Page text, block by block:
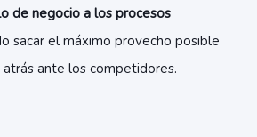
de negocio a los procesos
sacar el máximo provecho posible
ante los competidores.